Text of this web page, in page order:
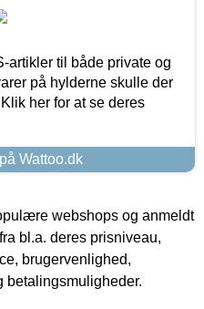
artikler til både private og
på hylderne skulle der
her for at se deres
Wattoo.dk
webshops og anmeldt
bl.a. deres prisniveau,
brugervenlighed,
betalingsmuligheder.